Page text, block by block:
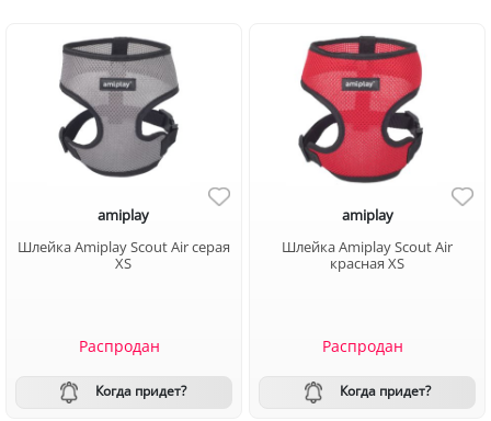
amiplay
Шлейка Amiplay Scout Air серая
XS
Распродан
Когда придет?
amiplay
Шлейка Amiplay Scout Air
красная XS
Распродан
Когда придет?